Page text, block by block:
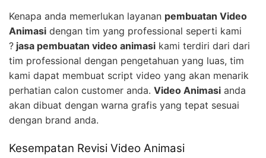
Kenapa anda memerlukan layanan pembuatan Video
Animasi dengan tim yang professional seperti kami
? jasa pembuatan video animasi kami terdiri dari dari
tim professional dengan pengetahuan yang luas, tim
kami dapat membuat script video yang akan menarik
perhatian calon customer anda. Video Animasi anda
akan dibuat dengan warna grafis yang tepat sesuai
dengan brand anda.
Kesempatan Revisi Video Animasi